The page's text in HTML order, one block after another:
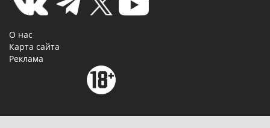
О нас
Карта сайта
Реклама